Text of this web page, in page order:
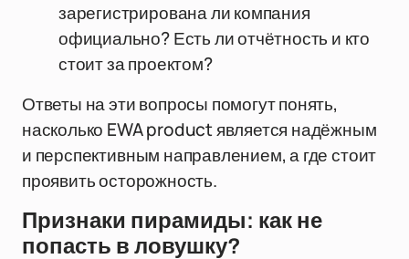
зарегистрирована ли компания
официально? Есть ли отчётность и кто
стоит за проектом?
Ответы на эти вопросы помогут понять,
насколько EWA product является надёжным
и перспективным направлением, а где стоит
проявить осторожность.
Признаки пирамиды: как не
попасть в ловушку?